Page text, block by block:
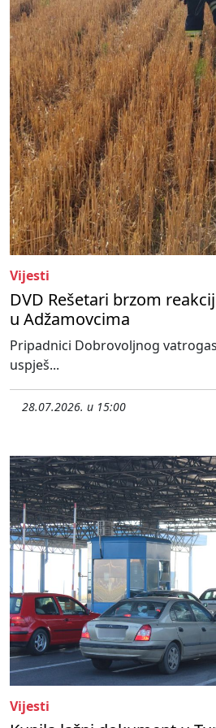
Vijesti
DVD Rešetari brzom
u Adžamovcima
Pripadnici Dobrovoljnog
uspješ...
28.07.2026. u 15:00
Vijesti